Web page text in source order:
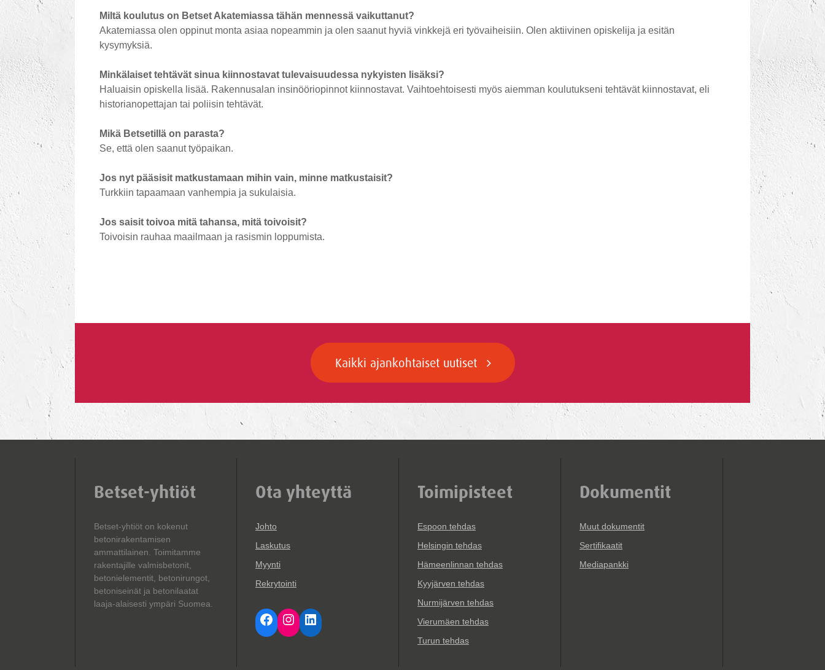
Miltä koulutus on Betset Akatemiassa tähän mennessä vaikuttanut?
Akatemiassa olen oppinut monta asiaa nopeammin ja olen saanut hyviä vinkkejä eri työvaiheisiin. Olen aktiivinen opiskelija ja esitän
kysymyksiä.
Minkälaiset tehtävät sinua kiinnostavat tulevaisuudessa nykyisten lisäksi?
Haluaisin opiskella lisää. Rakennusalan insinööriopinnot kiinnostavat. Vaihtoehtoisesti myös aiemman koulutukseni tehtävät kiinnostavat, eli
historianopettajan tai poliisin tehtävät.
Mikä Betsetillä on parasta?
Se, että olen saanut työpaikan.
Jos nyt pääsisit matkustamaan mihin vain, minne matkustaisit?
Turkkiin tapaamaan vanhempia ja sukulaisia.
Jos saisit toivoa mitä tahansa, mitä toivoisit?
Toivoisin rauhaa maailmaan ja rasismin loppumista.
Kaikki ajankohtaiset uutiset
Betset-yhtiöt
Betset-yhtiöt on kokenut
betonirakentamisen
ammattilainen. Toimitamme
rakentajille valmisbetonit,
betonielementit, betonirungot,
betoniseinät ja betonilaatat
laaja-alaisesti ympäri Suomea.
Ota yhteyttä
Johto
Laskutus
Myynti
Rekrytointi
Facebook
Instagram
LinkedIn
Toimipisteet
Espoon tehdas
Helsingin tehdas
Hämeenlinnan tehdas
Kyyjärven tehdas
Nurmijärven tehdas
Vierumäen tehdas
Turun tehdas
Dokumentit
Muut dokumentit
Sertifikaatit
Mediapankki